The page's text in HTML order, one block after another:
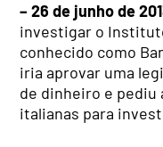
– 26 de junho de
investigar o
conhecido como
iria aprovar uma
de dinheiro e pediu
italianas para